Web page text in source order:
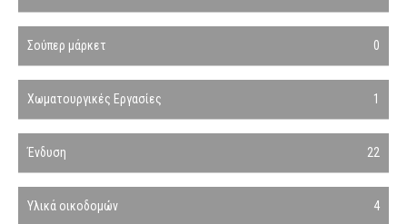
Σούπερ μάρκετ 0
Χωματουργικές Εργασίες 1
Ένδυση 22
Υλικά οικοδομών 4